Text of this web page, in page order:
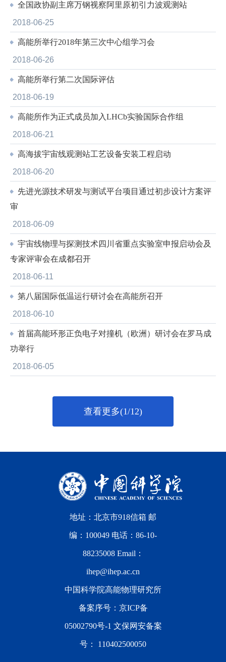
全国政协副主席万钢视察阿里原初引力波观测站
2018-06-25
高能所举行2018年第三次中心组学习会
2018-06-26
高能所举行第二次国际评估
2018-06-19
高能所作为正式成员加入LHCb实验国际合作组
2018-06-21
高海拔宇宙线观测站工艺设备安装工程启动
2018-06-20
先进光源技术研发与测试平台项目通过初步设计方案评
审
2018-06-09
宇宙线物理与探测技术四川省重点实验室申报启动会及
专家评审会在成都召开
2018-06-11
第八届国际低温运行研讨会在高能所召开
2018-06-10
首届高能环形正负电子对撞机（欧洲）研讨会在罗马成
功举行
2018-06-05
查看更多(1/12)
地址：北京市918信箱 邮
编：100049 电话：86-10-
88235008 Email：
ihep@ihep.ac.cn
中国科学院高能物理研究所
备案序号： 京ICP备
05002790号-1 文保网安备案
号： 110402500050